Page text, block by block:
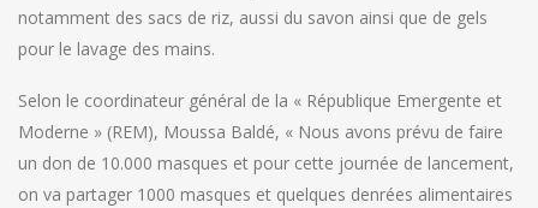
notamment des sacs de riz, aussi du savon ainsi que de gels
pour le lavage des mains.
Selon le coordinateur général de la « République Emergente et
Moderne » (REM), Moussa Baldé, « Nous avons prévu de faire
un don de 10.000 masques et pour cette journée de lancement,
on va partager 1000 masques et quelques denrées alimentaires